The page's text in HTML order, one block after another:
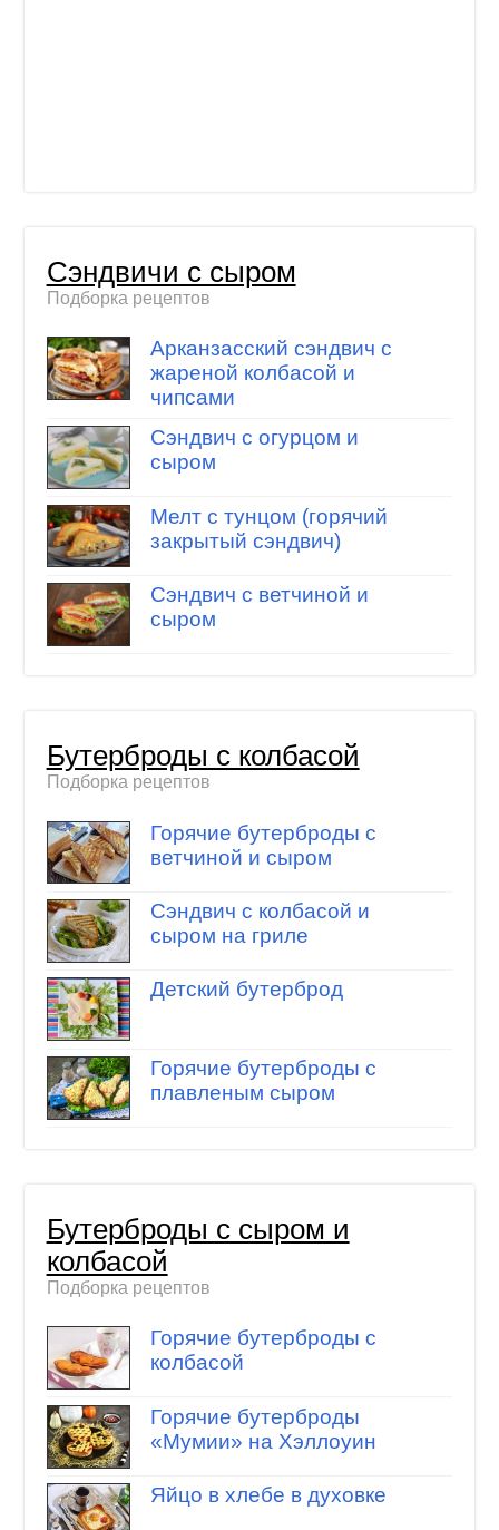
Сэндвичи с сыром
Подборка рецептов
Арканзасский сэндвич с
жареной колбасой и
чипсами
Сэндвич с огурцом и
сыром
Мелт с тунцом (горячий
закрытый сэндвич)
Сэндвич с ветчиной и
сыром
Бутерброды с колбасой
Подборка рецептов
Горячие бутерброды с
ветчиной и сыром
Сэндвич с колбасой и
сыром на гриле
Детский бутерброд
Горячие бутерброды с
плавленым сыром
Бутерброды с сыром и
колбасой
Подборка рецептов
Горячие бутерброды с
колбасой
Горячие бутерброды
«Мумии» на Хэллоуин
Яйцо в хлебе в духовке